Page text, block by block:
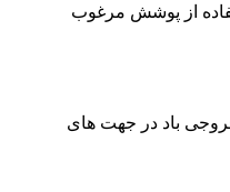
از پوشش مرغوب
باد در جهت های